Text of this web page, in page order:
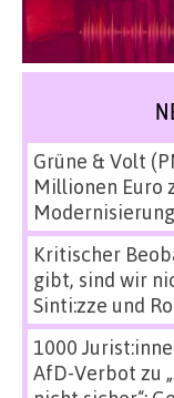
Grüne & Volt
Millionen Euro
Modernisierung
Kritischer
gibt, sind wir
Sinti:zze und
1000
AfD-Verbot zu